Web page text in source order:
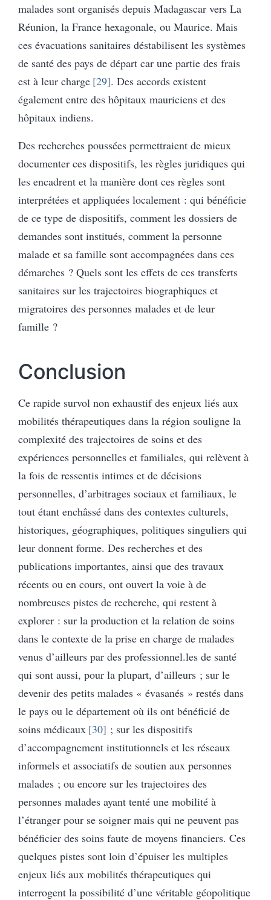
malades sont organisés depuis Madagascar vers La
Réunion, la France hexagonale, ou Maurice. Mais
ces évacuations sanitaires déstabilisent les systèmes
de santé des pays de départ car une partie des frais
est à leur charge 29 . Des accords existent
également entre des hôpitaux mauriciens et des
hôpitaux indiens.
Des recherches poussées permettraient de mieux
documenter ces dispositifs, les règles juridiques qui
les encadrent et la manière dont ces règles sont
interprétées et appliquées localement : qui bénéficie
de ce type de dispositifs, comment les dossiers de
demandes sont institués, comment la personne
malade et sa famille sont accompagnées dans ces
démarches ? Quels sont les effets de ces transferts
sanitaires sur les trajectoires biographiques et
migratoires des personnes malades et de leur
famille ?
Conclusion
Ce rapide survol non exhaustif des enjeux liés aux
mobilités thérapeutiques dans la région souligne la
complexité des trajectoires de soins et des
expériences personnelles et familiales, qui relèvent à
la fois de ressentis intimes et de décisions
personnelles, d’arbitrages sociaux et familiaux, le
tout étant enchâssé dans des contextes culturels,
historiques, géographiques, politiques singuliers qui
leur donnent forme. Des recherches et des
publications importantes, ainsi que des travaux
récents ou en cours, ont ouvert la voie à de
nombreuses pistes de recherche, qui restent à
explorer : sur la production et la relation de soins
dans le contexte de la prise en charge de malades
venus d’ailleurs par des professionnel.les de santé
qui sont aussi, pour la plupart, d’ailleurs ; sur le
devenir des petits malades « évasanés » restés dans
le pays ou le département où ils ont bénéficié de
soins médicaux 30 ; sur les dispositifs
d’accompagnement institutionnels et les réseaux
informels et associatifs de soutien aux personnes
malades ; ou encore sur les trajectoires des
personnes malades ayant tenté une mobilité à
l’étranger pour se soigner mais qui ne peuvent pas
bénéficier des soins faute de moyens financiers. Ces
quelques pistes sont loin d’épuiser les multiples
enjeux liés aux mobilités thérapeutiques qui
interrogent la possibilité d’une véritable géopolitique